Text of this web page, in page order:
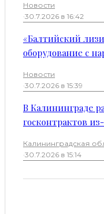
Новости
·30.7.2026 в 16:42
«Балтийский
оборудование с
Новости
·30.7.2026 в 15:39
В Калининграде
госконтрактов
Калининградская
·30.7.2026 в 15:14